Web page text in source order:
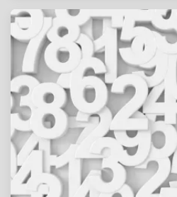
общественного доверия.
напоминает, что культура
— часть национальной
требующая сохранения и